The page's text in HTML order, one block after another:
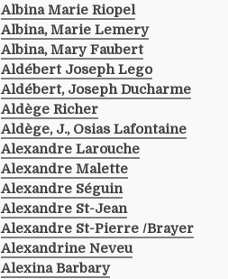
Albina Marie Riopel
Albina, Marie Lemery
Albina, Mary Faubert
Aldébert Joseph Lego
Aldébert, Joseph Ducharme
Aldège Richer
Aldège, J., Osias Lafontaine
Alexandre Larouche
Alexandre Malette
Alexandre Séguin
Alexandre St-Jean
Alexandre St-Pierre /brayer
Alexandrine Neveu
Alexina Barbary